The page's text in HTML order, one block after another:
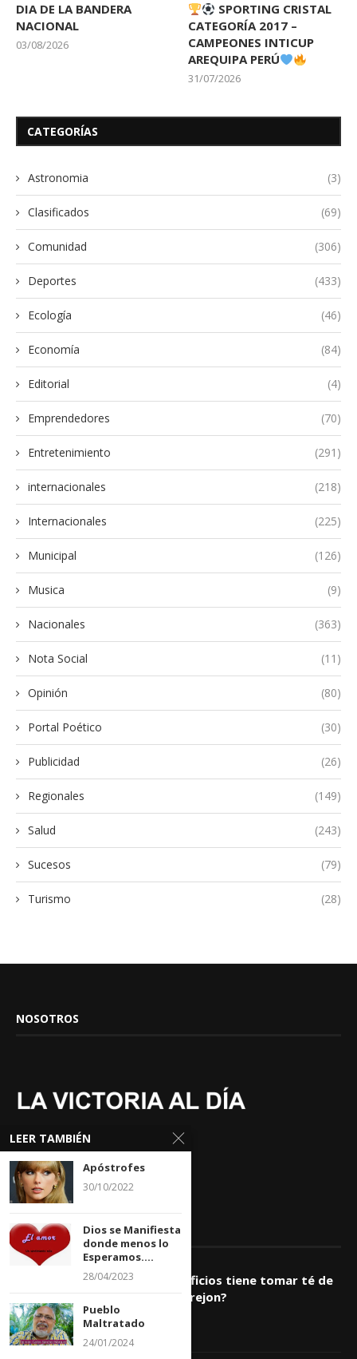
DIA DE LA BANDERA
NACIONAL
03/08/2026
SPORTING CRISTAL
CATEGORÍA 2017 –
CAMPEONES INTICUP
AREQUIPA PERÚ
31/07/2026
CATEGORÍAS
Astronomia (3)
Clasificados (69)
Comunidad (306)
Deportes (433)
Ecología (46)
Economía (84)
Editorial (4)
Emprendedores (70)
Entretenimiento (291)
internacionales (218)
Internacionales (225)
Municipal (126)
Musica (9)
Nacionales (363)
Nota Social (11)
Opinión (80)
Portal Poético (30)
Publicidad (26)
Regionales (149)
Salud (243)
Sucesos (79)
Turismo (28)
NOSOTROS
ARTÍCULOS POPULARES
¿Qué beneficios tiene tomar té de
orégano orejon?
21/12/2022
LEER TAMBIÉN
Apóstrofes
30/10/2022
Dios se Manifiesta
donde menos lo
Esperamos....
28/04/2023
Pueblo
Maltratado
24/01/2024